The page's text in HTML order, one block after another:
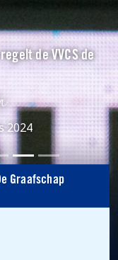
de VVCS de
2024
Graafschap